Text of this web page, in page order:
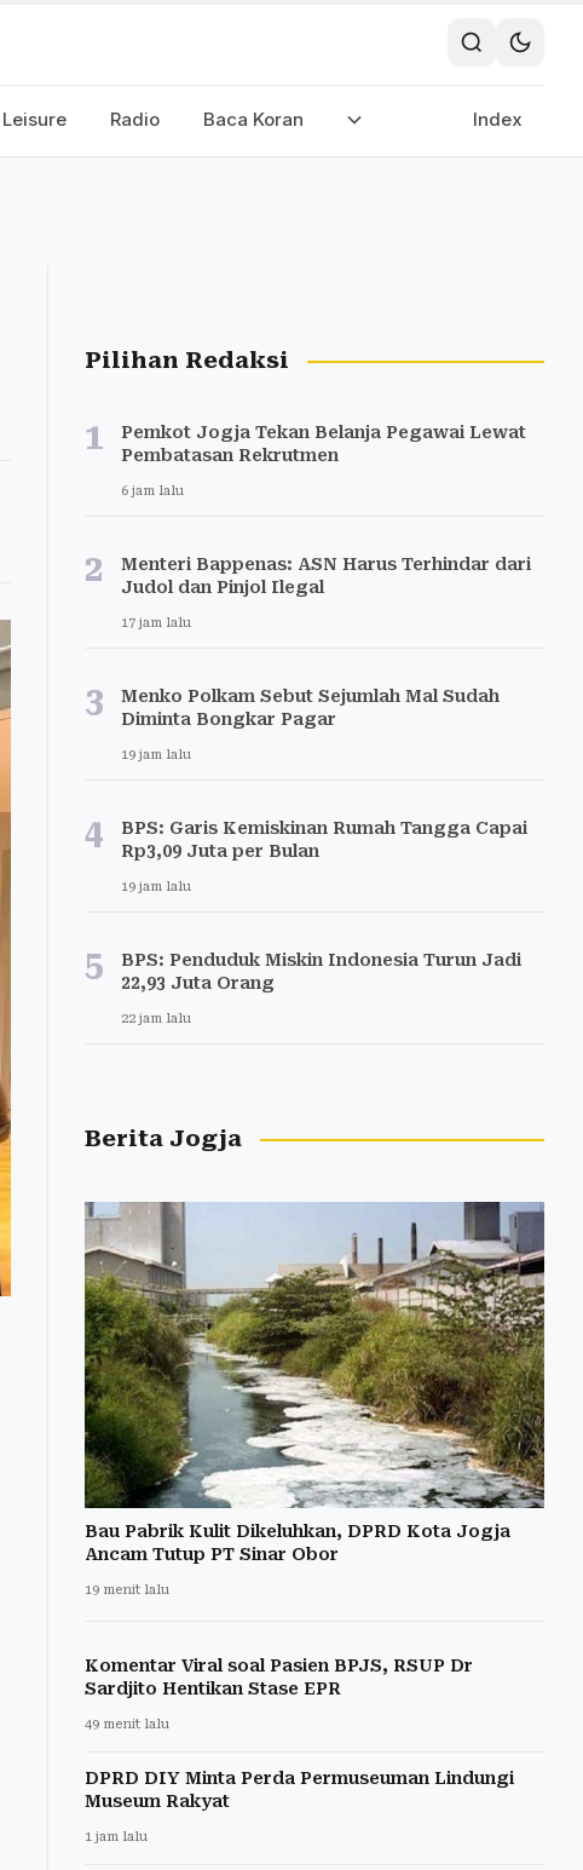
Leisure Radio Baca Koran Index
Pilihan Redaksi
1
Pemkot Jogja Tekan Belanja Pegawai Lewat
Pembatasan Rekrutmen
6 jam lalu
2
Menteri Bappenas: ASN Harus Terhindar dari
Judol dan Pinjol Ilegal
17 jam lalu
3
Menko Polkam Sebut Sejumlah Mal Sudah
Diminta Bongkar Pagar
19 jam lalu
4
BPS: Garis Kemiskinan Rumah Tangga Capai
Rp3,09 Juta per Bulan
19 jam lalu
5
BPS: Penduduk Miskin Indonesia Turun Jadi
22,93 Juta Orang
22 jam lalu
Berita Jogja
Bau Pabrik Kulit Dikeluhkan, DPRD Kota Jogja
Ancam Tutup PT Sinar Obor
19 menit lalu
Komentar Viral soal Pasien BPJS, RSUP Dr
Sardjito Hentikan Stase EPR
49 menit lalu
DPRD DIY Minta Perda Permuseuman Lindungi
Museum Rakyat
1 jam lalu